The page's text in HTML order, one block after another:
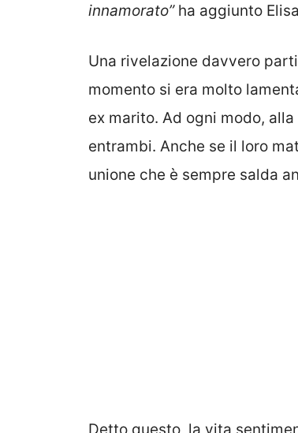
innamorato”ha aggiunto
Una rivelazione davvero
momento si era molto
ex marito. Ad ogni modo,
entrambi. Anche se il loro
unione che è sempre salda
Detto questo, la vita